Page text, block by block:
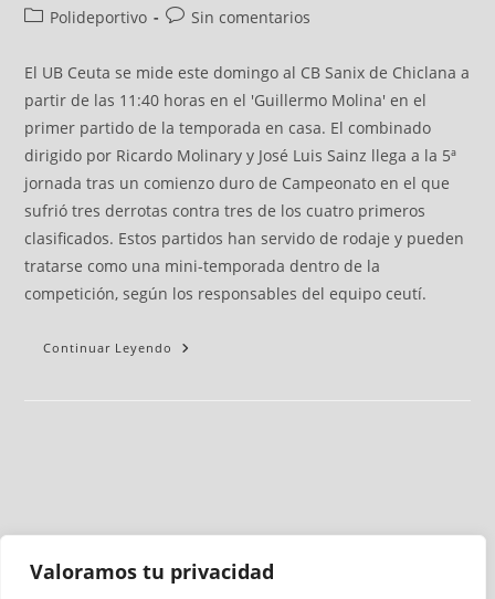
Valoramos tu privacidad
Polideportivo
Sin comentarios
El UB Ceuta se mide este domingo al CB Sanix de Chiclana a
partir de las 11:40 horas en el 'Guillermo Molina' en el
primer partido de la temporada en casa. El combinado
dirigido por Ricardo Molinary y José Luis Sainz llega a la 5ª
jornada tras un comienzo duro de Campeonato en el que
sufrió tres derrotas contra tres de los cuatro primeros
clasificados. Estos partidos han servido de rodaje y pueden
tratarse como una mini-temporada dentro de la
competición, según los responsables del equipo ceutí.
Continuar Leyendo